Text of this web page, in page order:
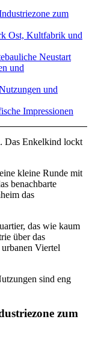
zum
Ost, Kultfabrik und
Neustart
und
und
Impressionen
Das Enkelkind lockt
kleine Runde mit
benachbarte
das
das wie kaum
über das
Viertel
sind eng
zum